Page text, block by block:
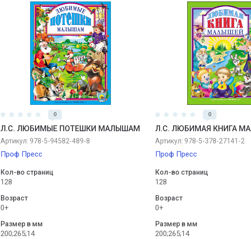
0
Л.С. ЛЮБИМЫЕ ПОТЕШКИ МАЛЫШАМ
Артикул: 978-5-94582-489-8
Проф Пресс
Кол-во страниц
128
Возраст
0+
Размер в мм
200;265;14
0
Л.С. ЛЮБИМАЯ КНИГА
Артикул: 978-5-378-27141-2
Проф Пресс
Кол-во страниц
128
Возраст
0+
Размер в мм
200;265;14